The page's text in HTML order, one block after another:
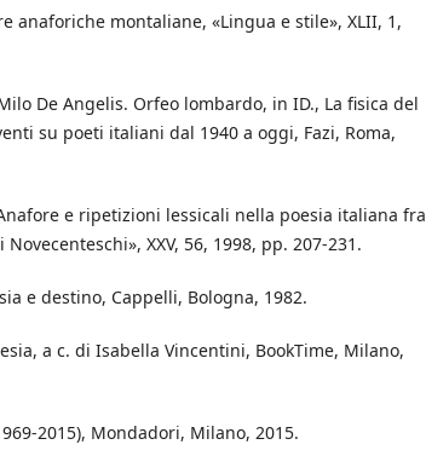
anaforiche montaliane, «Lingua e stile», XLII, 1,
De Angelis. Orfeo lombardo, in ID., La fisica del
su poeti italiani dal 1940 a oggi, Fazi, Roma,
e ripetizioni lessicali nella poesia italiana fra
XXV, 56, 1998, pp. 207-231.
e destino, Cappelli, Bologna, 1982.
a c. di Isabella Vincentini, BookTime, Milano,
2015), Mondadori, Milano, 2015.